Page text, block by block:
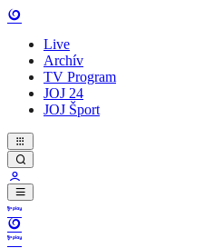
Live
Archív
TV Program
JOJ 24
JOJ Šport